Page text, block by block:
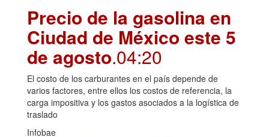
Precio de la gasolina en
Ciudad de México este 5
de agosto.04:20
El costo de los carburantes en el país depende de
varios factores, entre ellos los costos de referencia, la
carga impositiva y los gastos asociados a la logística de
traslado
Infobae